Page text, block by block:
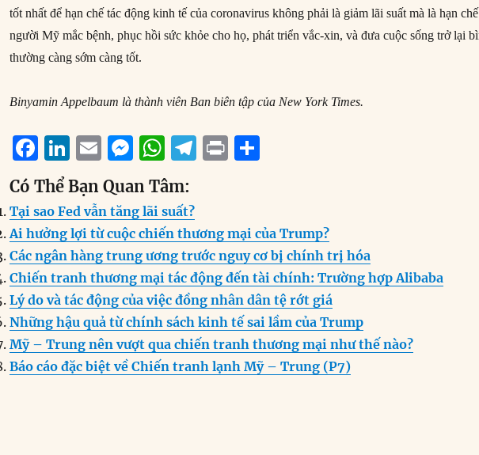
tốt nhất để hạn chế tác động kinh tế của coronavirus không phải là giảm lãi suất mà là hạn
người Mỹ mắc bệnh, phục hồi sức khỏe cho họ, phát triển vắc-xin, và đưa cuộc sống trở lại
thường càng sớm càng tốt.
Binyamin Appelbaum là thành viên Ban biên tập của New York Times.
F
a
c
e
b
o
o
k
Li
n
k
e
d
I
n
E
m
ai
l
M
ss
e
n
g
er
W
h
at
s
A
p
p
T
g
r
a
m
P
t
re
Có Thể Bạn Quan Tâm:
Tại sao Fed vẫn tăng lãi suất?
Ai hưởng lợi từ cuộc chiến thương mại của Trump?
Các ngân hàng trung ương trước nguy cơ bị chính trị hóa
Chiến tranh thương mại tác động đến tài chính: Trường hợp Alibaba
Lý do và tác động của việc đồng nhân dân tệ rớt giá
Những hậu quả từ chính sách kinh tế sai lầm của Trump
Mỹ – Trung nên vượt qua chiến tranh thương mại như thế nào?
Báo cáo đặc biệt về Chiến tranh lạnh Mỹ – Trung (P7)